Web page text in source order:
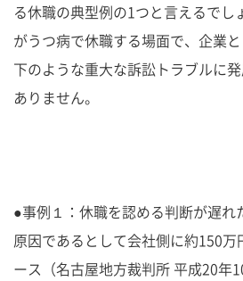
る休職の典型例の1つと言えるでし
がうつ病で休職する場面で、企業
下のような重大な訴訟トラブルに
ありません。
●事例１：休職を認める判断が遅れ
原因であるとして会社側に約150
ース（名古屋地方裁判所 平成20年